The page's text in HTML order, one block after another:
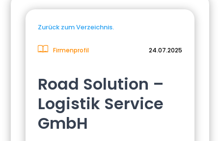
Zurück zum Verzeichnis.
Firmenprofil 24.07.2025
Road Solution –
Logistik Service
GmbH